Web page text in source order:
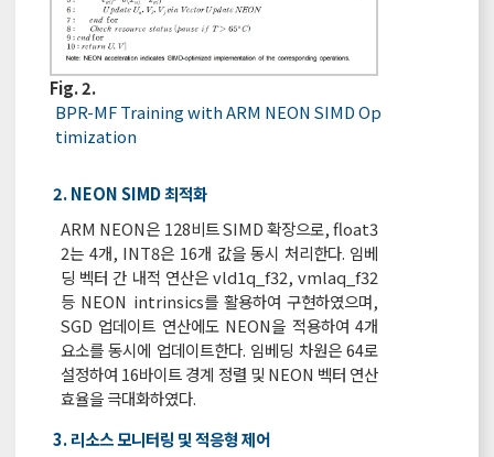
Fig. 2.
BPR-MF Training with ARM NEON SIMD Op
timization
2. NEON SIMD 최적화
ARM NEON은 128비트 SIMD 확장으로, float3
2는 4개, INT8은 16개 값을 동시 처리한다. 임베
딩 벡터 간 내적 연산은 vld1q_f32, vmlaq_f32
등 NEON intrinsics를 활용하여 구현하였으며,
SGD 업데이트 연산에도 NEON을 적용하여 4개
요소를 동시에 업데이트한다. 임베딩 차원은 64로
설정하여 16바이트 경계 정렬 및 NEON 벡터 연산
효율을 극대화하였다.
3. 리소스 모니터링 및 적응형 제어